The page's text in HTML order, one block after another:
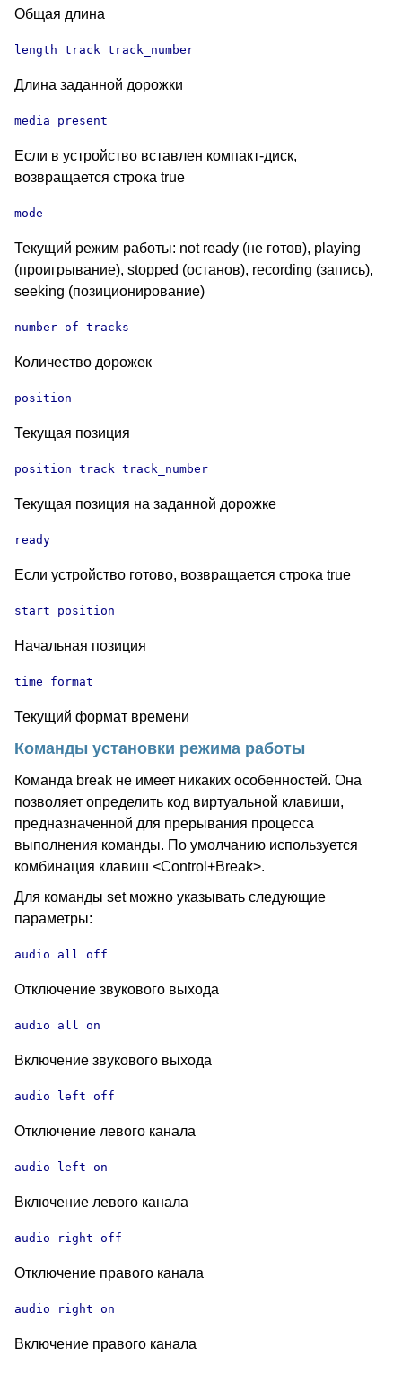
Общая длина
length track track_number
Длина заданной дорожки
media present
Если в устройство вставлен компакт-диск,
возвращается строка true
mode
Текущий режим работы: not ready (не готов), playing
(проигрывание), stopped (останов), recording (запись),
seeking (позиционирование)
number of tracks
Количество дорожек
position
Текущая позиция
position track track_number
Текущая позиция на заданной дорожке
ready
Если устройство готово, возвращается строка true
start position
Начальная позиция
time format
Текущий формат времени
Команды установки режима работы
Команда break не имеет никаких особенностей. Она
позволяет определить код виртуальной клавиши,
предназначенной для прерывания процесса
выполнения команды. По умолчанию используется
комбинация клавиш <Control+Break>.
Для команды set можно указывать следующие
параметры:
audio all off
Отключение звукового выхода
audio all on
Включение звукового выхода
audio left off
Отключение левого канала
audio left on
Включение левого канала
audio right off
Отключение правого канала
audio right on
Включение правого канала